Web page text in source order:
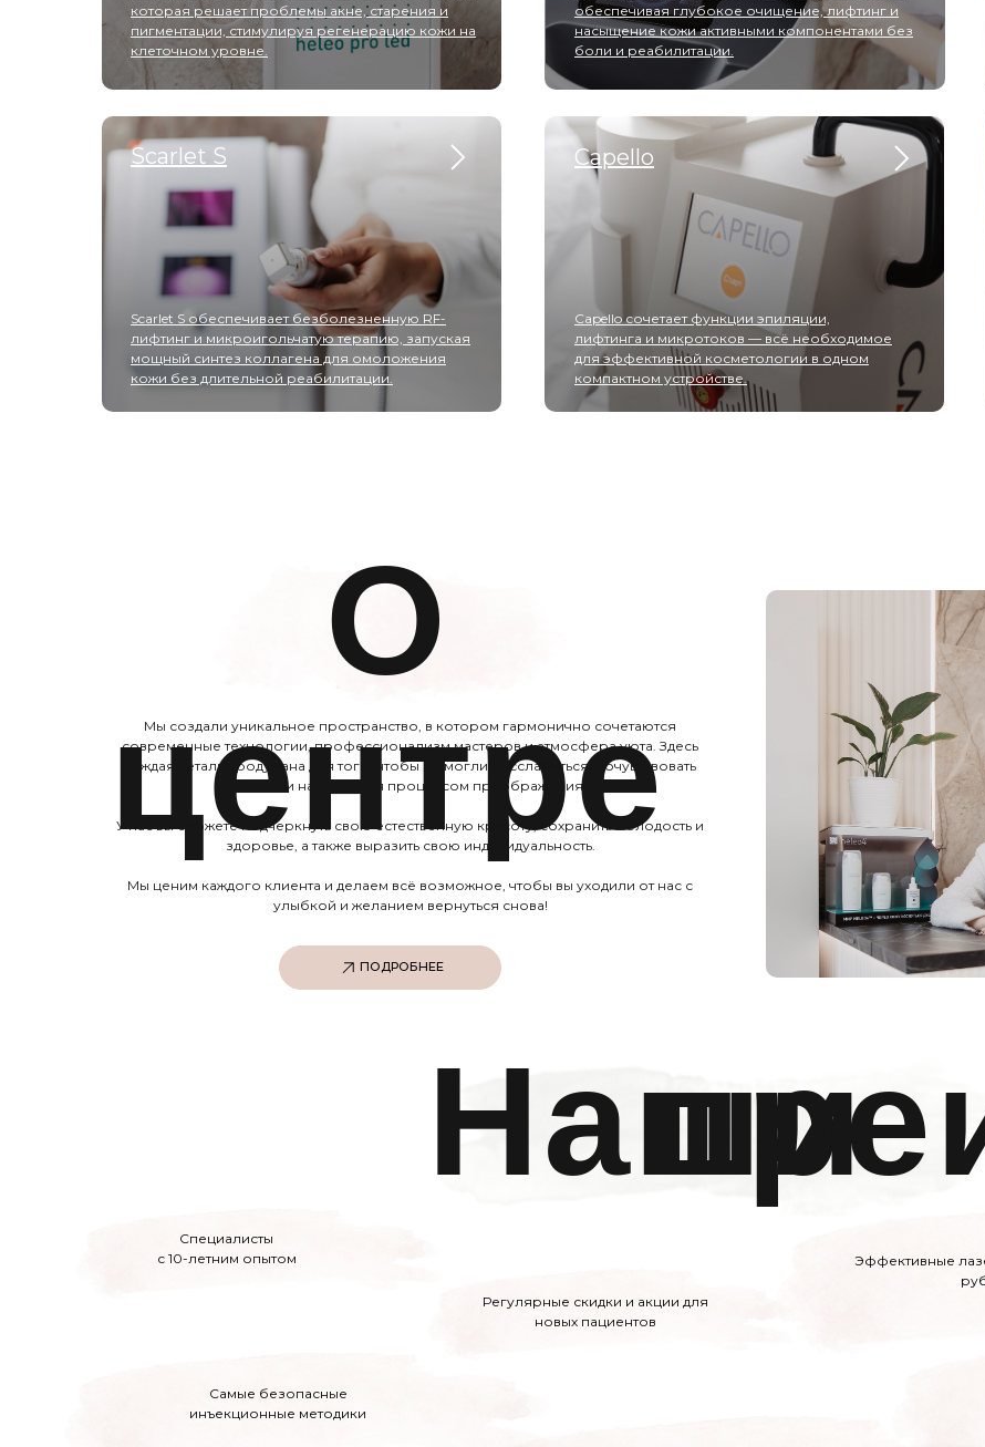
Capello сочетает функции эпиляции,
лифтинга и микротоков — всё необходимое
для эффективной косметологии в одном
компактном устройстве.
Capello
Scarlet S обеспечивает безболезненную RF-
лифтинг и микроигольчатую терапию, запуская
мощный синтез коллагена для омоложения
кожи без длительной реабилитации.
Scarlet S
обеспечивая глубокое очищение, лифтинг и
насыщение кожи активными компонентами без
боли и реабилитации.
которая решает проблемы акне, старения и
пигментации, стимулируя регенерацию кожи на
клеточном уровне.
О
центре
Мы создали уникальное пространство, в котором гармонично сочетаются
современные технологии, профессионализм мастеров и атмосфера уюта. Здесь
каждая деталь продумана для того, чтобы вы могли расслабиться, почувствовать
заботу и насладиться процессом преображения.
У нас вы сможете подчеркнуть свою естественную красоту, сохранить молодость и
здоровье, а также выразить свою индивидуальность.
Мы ценим каждого клиента и делаем всё возможное, чтобы вы уходили от нас с
улыбкой и желанием вернуться снова!
ПОДРОБНЕЕ
Наши
Самые безопасные
инъекционные методики
Эффективные
Регулярные скидки и акции для
новых пациентов
Специалисты
с 10-летним опытом